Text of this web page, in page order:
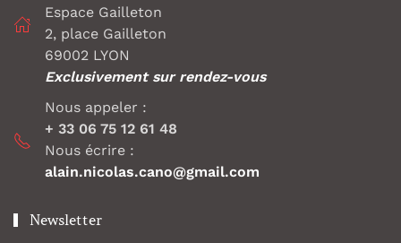
Espace Gailleton
2, place Gailleton
69002 LYON
Exclusivement sur rendez-vous
Nous appeler :
+ 33 06 75 12 61 48
Nous écrire :
alain.nicolas.cano@gmail.com
Newsletter